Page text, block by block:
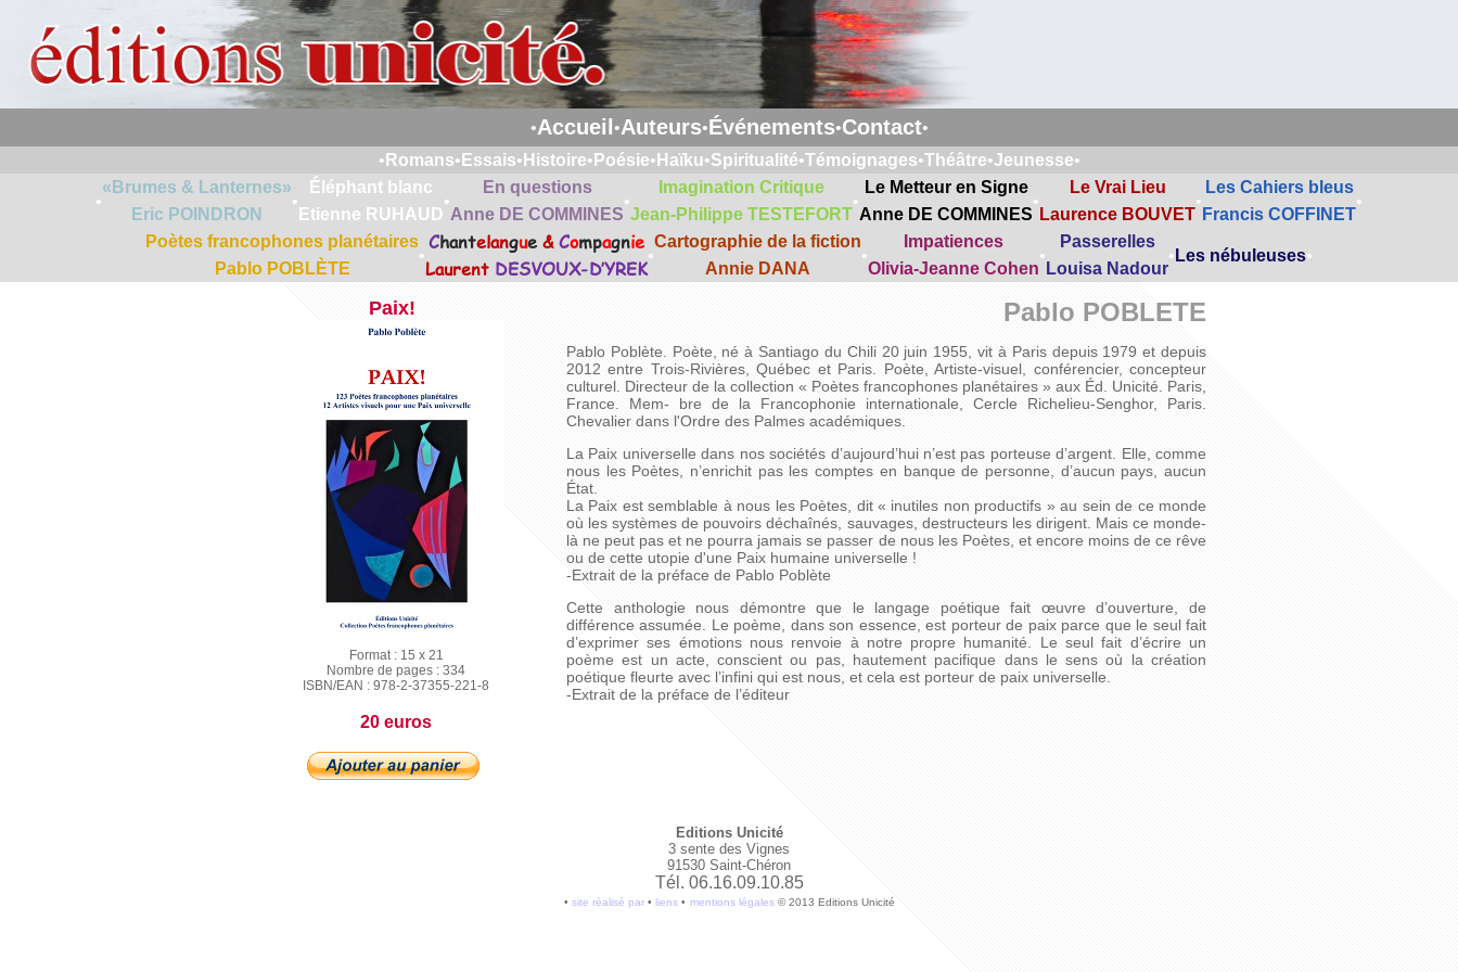
•Accueil •Auteurs•Événements•Contact•
• Romans• Essais• Histoire• Poésie• Haïku•Spiritualité•Témoignages•Théâtre•Jeunesse•
•
«Brumes & Lanternes»
Eric POINDRON
•
Éléphant blanc
Etienne RUHAUD
•
En questions
Anne DE COMMINES
•
Imagination Critique
Jean-Philippe TESTEFORT
•
Le Metteur en Signe
Anne DE COMMINES
•
Le Vrai Lieu
Laurence BOUVET
•
Les Cahiers bleus
Francis COFFINET
•
Poètes francophones planétaires
Pablo POBLÈTE
•
Chantelangue & Compagnie
Laurent DESVOUX-D’YREK
•
Cartographie de la fiction
Annie DANA
•
Impatiences
Olivia-Jeanne Cohen
•
Passerelles
Louisa Nadour
• Les nébuleuses•
Paix!
Format : 15 x 21
Nombre de pages : 334
ISBN/EAN : 978-2-37355-221-8
20 euros
Pablo POBLETE
Pablo Poblète. Poète, né à Santiago du Chili 20 juin 1955, vit à Paris depuis 1979 et depuis
2012 entre Trois-Rivières, Québec et Paris. Poète, Artiste-visuel, conférencier, concepteur
culturel. Directeur de la collection « Poètes francophones planétaires » aux Éd. Unicité. Paris,
France. Mem- bre de la Francophonie internationale, Cercle Richelieu-Senghor, Paris.
Chevalier dans l'Ordre des Palmes académiques.
La Paix universelle dans nos sociétés d’aujourd’hui n’est pas porteuse d’argent. Elle, comme
nous les Poètes, n’enrichit pas les comptes en banque de personne, d’aucun pays, aucun
État.
La Paix est semblable à nous les Poètes, dit « inutiles non productifs » au sein de ce monde
où les systèmes de pouvoirs déchaînés, sauvages, destructeurs les dirigent. Mais ce monde-
là ne peut pas et ne pourra jamais se passer de nous les Poètes, et encore moins de ce rêve
ou de cette utopie d'une Paix humaine universelle !
-Extrait de la préface de Pablo Poblète
Cette anthologie nous démontre que le langage poétique fait œuvre d’ouverture, de
différence assumée. Le poème, dans son essence, est porteur de paix parce que le seul fait
d’exprimer ses émotions nous renvoie à notre propre humanité. Le seul fait d’écrire un
poème est un acte, conscient ou pas, hautement pacifique dans le sens où la création
poétique fleurte avec l’infini qui est nous, et cela est porteur de paix universelle.
-Extrait de la préface de l’éditeur
Editions Unicité
3 sente des Vignes
91530 Saint-Chéron
Tél. 06.16.09.10.85
• site réalisé par• liens • mentions légales© 2013 Editions Unicité